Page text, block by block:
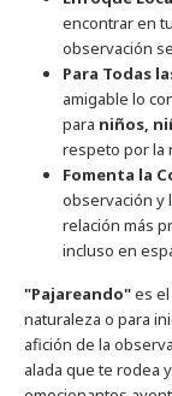
encontrar en
observación
Para Todas
amigable lo
para niños,
respeto por la
Fomenta la
observación y
relación más
incluso en
"Pajareando"es el
naturaleza o para
afición de la
alada que te rodea